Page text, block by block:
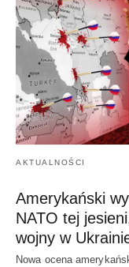
AKTUALNOŚCI
Amerykański
NATO tej
wojny w
Nowa ocena